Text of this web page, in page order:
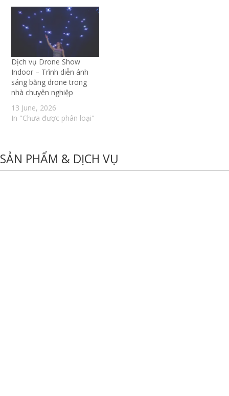
Dịch vụ Drone Show
Indoor – Trình diễn ánh
sáng bằng drone trong
nhà chuyên nghiệp
13 June, 2026
In "Chưa được phân loại"
SẢN PHẨM & DỊCH VỤ